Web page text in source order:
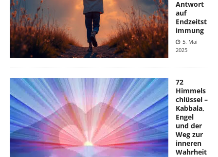
Antwort
auf
Endzeitst
immung
5. Mai
2025
72
Himmels
chlüssel –
Kabbala,
Engel
und der
Weg zur
inneren
Wahrheit